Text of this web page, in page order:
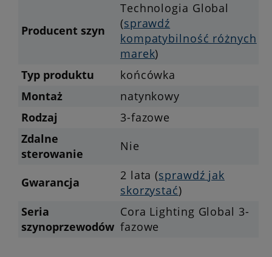
Producent szyn
Technologia Global
(sprawdź
kompatybilność różnych
marek)
Typ produktu
końcówka
Montaż
natynkowy
Rodzaj
3-fazowe
Zdalne
sterowanie
Nie
Gwarancja 2 lata (sprawdź jak
skorzystać)
Seria
szynoprzewodów
Cora Lighting Global 3-
fazowe